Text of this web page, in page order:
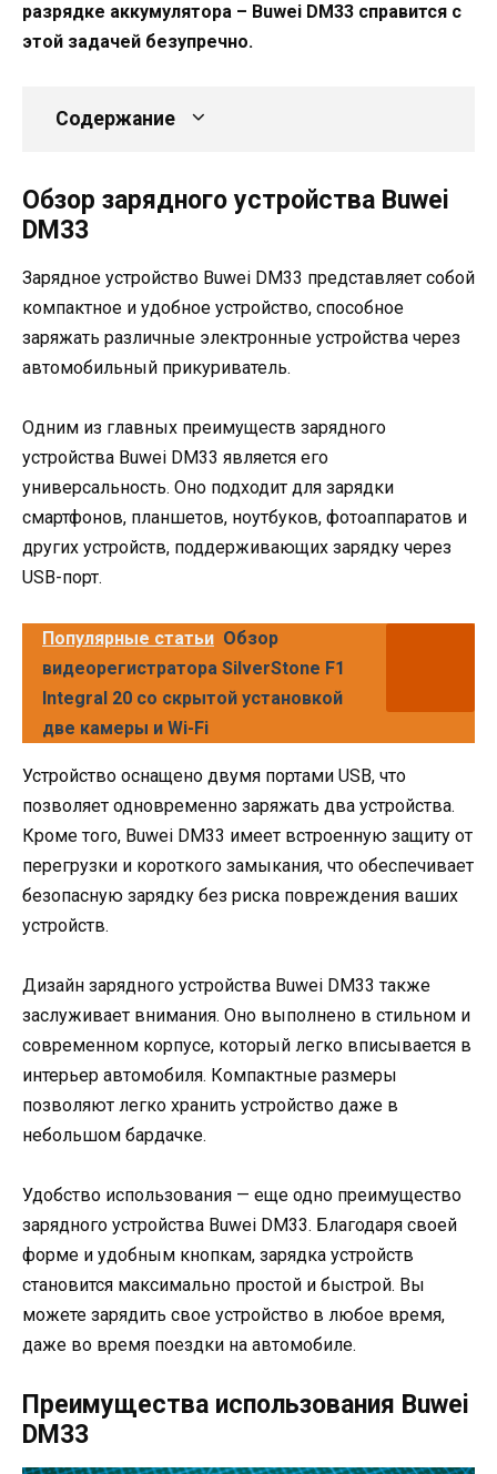
разрядке аккумулятора – Buwei DM33 справится с
этой задачей безупречно.
Содержание
Обзор зарядного устройства Buwei
DM33
Зарядное устройство Buwei DM33 представляет собой
компактное и удобное устройство, способное
заряжать различные электронные устройства через
автомобильный прикуриватель.
Одним из главных преимуществ зарядного
устройства Buwei DM33 является его
универсальность. Оно подходит для зарядки
смартфонов, планшетов, ноутбуков, фотоаппаратов и
других устройств, поддерживающих зарядку через
USB-порт.
Популярные статьи Обзор
видеорегистратора SilverStone F1
Integral 20 со скрытой установкой
две камеры и Wi-Fi
Устройство оснащено двумя портами USB, что
позволяет одновременно заряжать два устройства.
Кроме того, Buwei DM33 имеет встроенную защиту от
перегрузки и короткого замыкания, что обеспечивает
безопасную зарядку без риска повреждения ваших
устройств.
Дизайн зарядного устройства Buwei DM33 также
заслуживает внимания. Оно выполнено в стильном и
современном корпусе, который легко вписывается в
интерьер автомобиля. Компактные размеры
позволяют легко хранить устройство даже в
небольшом бардачке.
Удобство использования — еще одно преимущество
зарядного устройства Buwei DM33. Благодаря своей
форме и удобным кнопкам, зарядка устройств
становится максимально простой и быстрой. Вы
можете зарядить свое устройство в любое время,
даже во время поездки на автомобиле.
Преимущества использования Buwei
DM33